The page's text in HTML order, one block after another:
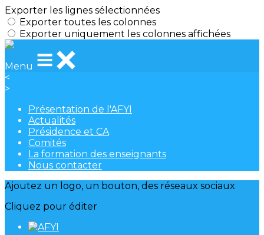
Exporter les lignes sélectionnées
Exporter toutes les colonnes
Exporter uniquement les colonnes affichées
Menu
<
>
Présentation de l'AFYI
Actualités
Présidence et CA
Comités
La formation des enseignants
Nous contacter
Ajoutez un logo, un bouton, des réseaux sociaux
Cliquez pour éditer